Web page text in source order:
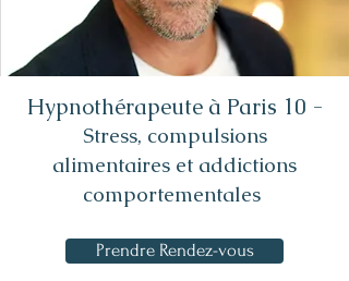
Hypnothérapeute à Paris 10 -
Stress, compulsions
alimentaires et addictions
comportementales
Prendre Rendez-vous